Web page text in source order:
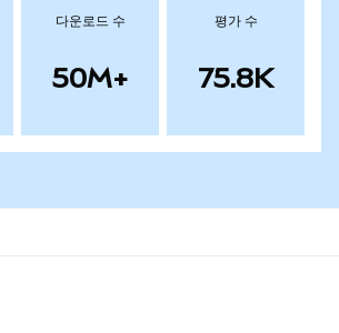
다운로드 수
50M+
평가 수
75.8K